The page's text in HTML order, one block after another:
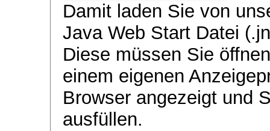
Damit laden Sie von
Java Web Start Datei
Diese müssen Sie
einem eigenen
Browser angezeigt und
ausfüllen.